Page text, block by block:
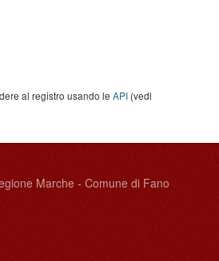
al registro usando le API (vedi
Marche - Comune di Fano